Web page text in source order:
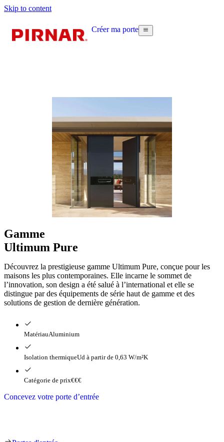
Skip to content
Créer ma porte
Gamme
Ultimum Pure
Découvrez la prestigieuse gamme Ultimum Pure, conçue pour les
maisons les plus contemporaines. Elle incarne le sommet de
l’innovation, son design a été salué à l’international et elle se
distingue par des équipements de série haut de gamme et des
solutions de gestion de dernière génération.
MatériauAluminium
Isolation thermiqueUd à partir de 0,63 W/m²K
Catégorie de prix€€€
Concevez votre porte d’entrée